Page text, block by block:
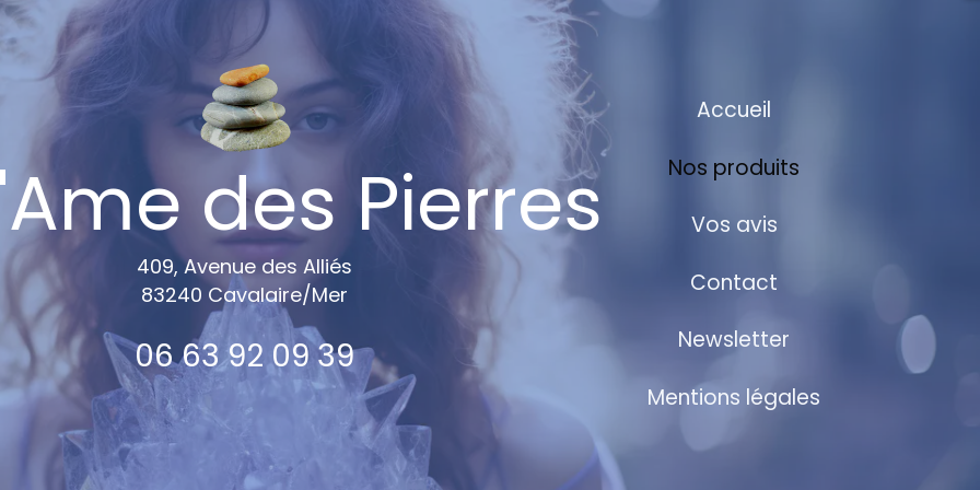
des Pierres
Accueil
Nos produits
Vos avis
Contact
Newsletter
Mentions légales
409, Avenue des Alliés
83240 Cavalaire/Mer
06 63 92 09 39